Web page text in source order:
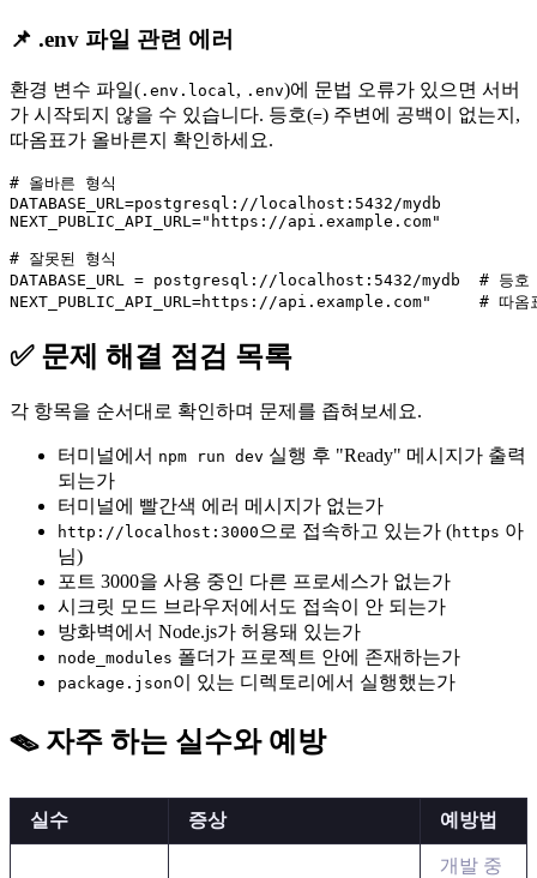
📌 .env 파일 관련 에러
환경 변수 파일( .env.local , .env)에 문법 오류가 있으면 서버
가 시작되지 않을 수 있습니다. 등호(=) 주변에 공백이 없는지,
따옴표가 올바른지 확인하세요.
# 올바른 형식
DATABASE_URL=postgresql://localhost:5432/mydb
NEXT_PUBLIC_API_URL="https://api.example.com"
# 잘못된 형식
DATABASE_URL = postgresql://localhost:5432/mydb  # 등호
✅ 문제 해결 점검 목록
각 항목을 순서대로 확인하며 문제를 좁혀보세요.
터미널에서 npm run dev 실행 후 "Ready" 메시지가 출력
되는가
터미널에 빨간색 에러 메시지가 없는가
http://localhost:3000 으로 접속하고 있는가 (https 아
님)
포트 3000을 사용 중인 다른 프로세스가 없는가
시크릿 모드 브라우저에서도 접속이 안 되는가
방화벽에서 Node.js가 허용돼 있는가
node_modules 폴더가 프로젝트 안에 존재하는가
package.json이 있는 디렉토리에서 실행했는가
🪤 자주 하는 실수와 예방
실수 증상 예방법
개발 중